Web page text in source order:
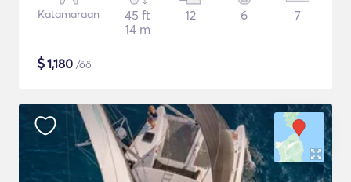
Katamaraan
45 ft
14 m
12 6 7
$1,180 /öö